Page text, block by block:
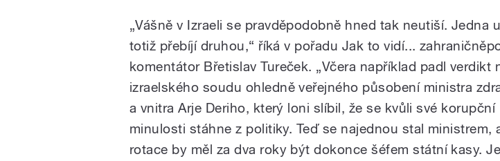
„Vášně v Izraeli se pravděpodobně hned tak neutiší. Jedna
totiž přebíjí druhou,“ říká v pořadu Jak to vidí...
komentátor Břetislav Tureček. „Včera například padl verdikt
izraelského soudu ohledně veřejného působení ministra
a vnitra Arje Deriho, který loni slíbil, že se kvůli své korupční
minulosti stáhne z politiky. Teď se najednou stal ministrem,
rotace by měl za dva roky být dokonce šéfem státní kasy.